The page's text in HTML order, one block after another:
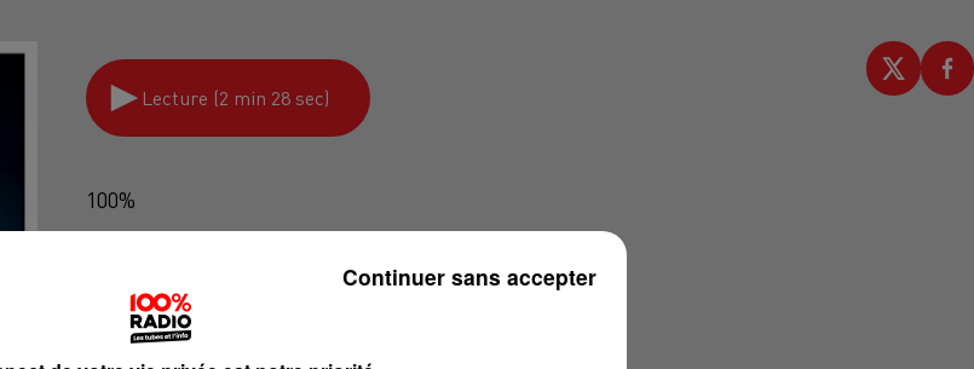
Lecture (2 min 28 sec)
100%
Continuer sans accepter